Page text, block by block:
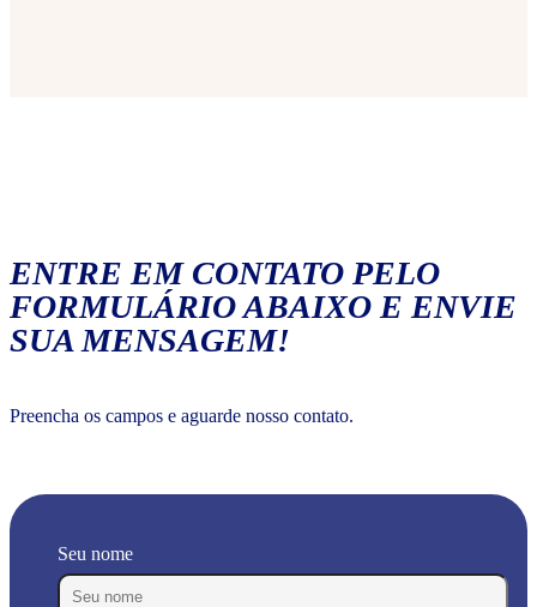
ENTRE EM CONTATO PELO
FORMULÁRIO ABAIXO E ENVIE
SUA MENSAGEM!
Preencha os campos e aguarde nosso contato.
Seu nome